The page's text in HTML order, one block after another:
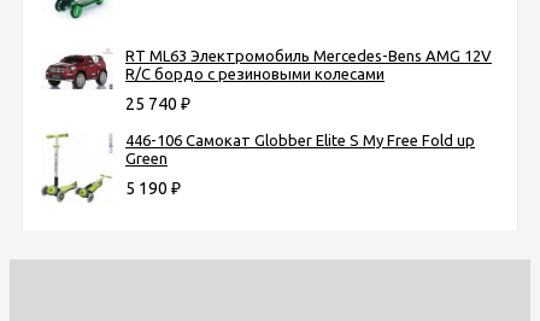
RT ML63 Электромобиль Mercedes-Bens AMG 12V
R/C бордо с резиновыми колесами
25 740 ₽
446-106 Самокат Globber Elite S My Free Fold up
Green
5 190 ₽